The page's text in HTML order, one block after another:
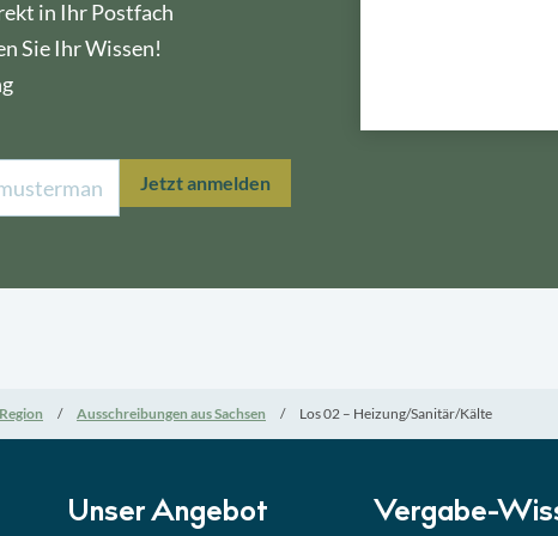
in Ihr Postfach
Sie Ihr Wissen!
Jetzt anmelden
Lektion 5
Lektion 6
Region Ausschreibungen aus Sachsen Los 02 – Heizung/Sanitär/Kälte
Unser Angebot Vergabe-